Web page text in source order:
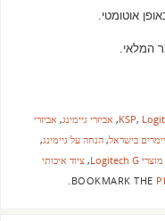
אוטומטי.
המלאי.
KSP,
, אביזרי גיימינג, אביזרי
בישראל, הנחה על גיימינג,
מוצרי Logitech G , ציוד איכותי
.